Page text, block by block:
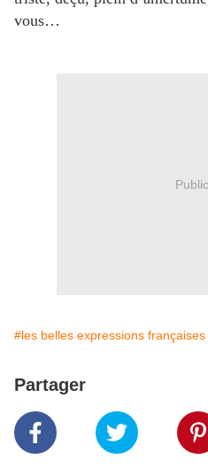
o
vous…
#les belles expressions françaises
Partager